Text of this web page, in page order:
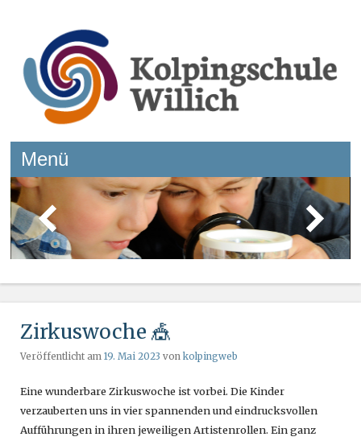
Kolpingschule Willich
Menü
Springe zum Inhalt
Zirkuswoche 🎪
Veröffentlicht am 19. Mai 2023 von kolpingweb
Eine wunderbare Zirkuswoche ist vorbei. Die Kinder
verzauberten uns in vier spannenden und eindrucksvollen
Aufführungen in ihren jeweiligen Artistenrollen. Ein ganz